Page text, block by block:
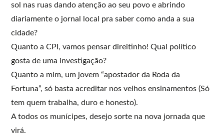
sol nas ruas dando atenção ao seu povo e abrindo
diariamente o jornal local pra saber como anda a sua
cidade?
Quanto a CPI, vamos pensar direitinho! Qual político
gosta de uma investigação?
Quanto a mim, um jovem “apostador da Roda da
Fortuna”, só basta acreditar nos velhos ensinamentos (Só
tem quem trabalha, duro e honesto).
A todos os munícipes, desejo sorte na nova jornada que
virá.